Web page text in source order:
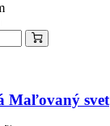
Maľovaný svet